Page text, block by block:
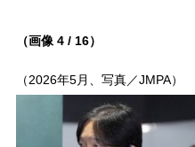
（画像 4 / 16）
（2026年5月、写真／JMPA）